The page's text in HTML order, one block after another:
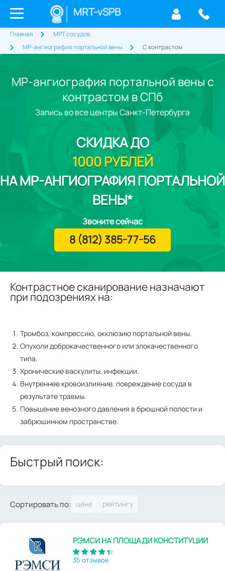
MRT-vSPB
Главная
МРТ сосудов
МР-ангиография портальной вены
С контрастом
МР-ангиография портальной вены с
контрастом в СПб
Контрастное сканирование назначают
при подозрениях на:
Тромбоз, компрессию, окклюзию портальной вены.
Опухоли доброкачественного или злокачественного
типа.
Хронические васкулиты, инфекции.
Внутреннее кровоизлияние, повреждение сосуда в
результате травмы.
Повышение венозного давления в брюшной полости и
забрюшинном пространстве.
Запись во все центры Санкт-Петербурга
СКИДКАДО
1000 РУБЛЕЙ
НА МР-АНГИОГРАФИЯ ПОРТАЛЬНОЙ
ВЕНЫ*
Звоните сейчас
8 (812) 385-77-56
Быстрый поиск:
Сортировать по:
РЭМСИ НА ПЛОЩАДИ КОНСТИТУЦИИ
35 отзывов